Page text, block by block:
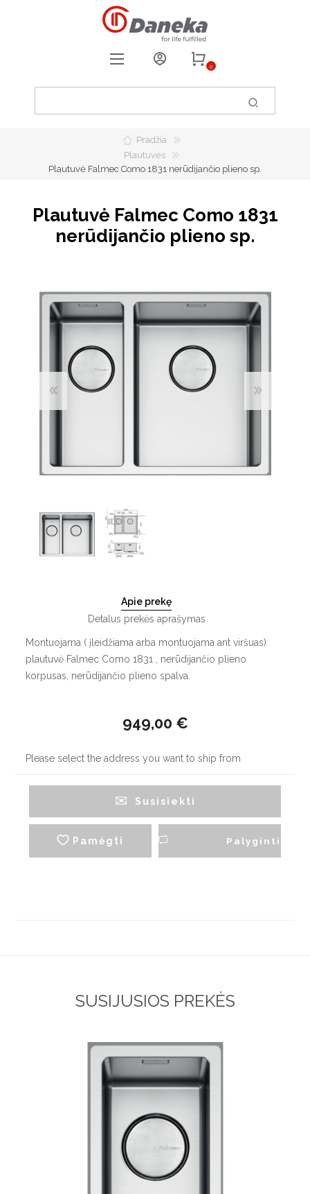
0
0
Pradžia
Plautuvės
Plautuvė Falmec Como 1831 nerūdijančio plieno sp.
Plautuvė Falmec Como 1831
nerūdijančio plieno sp.
Apie prekę
Detalus prekės aprašymas
Montuojama ( įleidžiama arba montuojama ant viršuas)
plautuvė Falmec Como 1831 , nerūdijančio plieno
korpusas, nerūdijančio plieno spalva.
949,00 €
Please select the address you want to ship from
Pamėgti
Susisiekti
Palyginti
SUSIJUSIOS PREKĖS